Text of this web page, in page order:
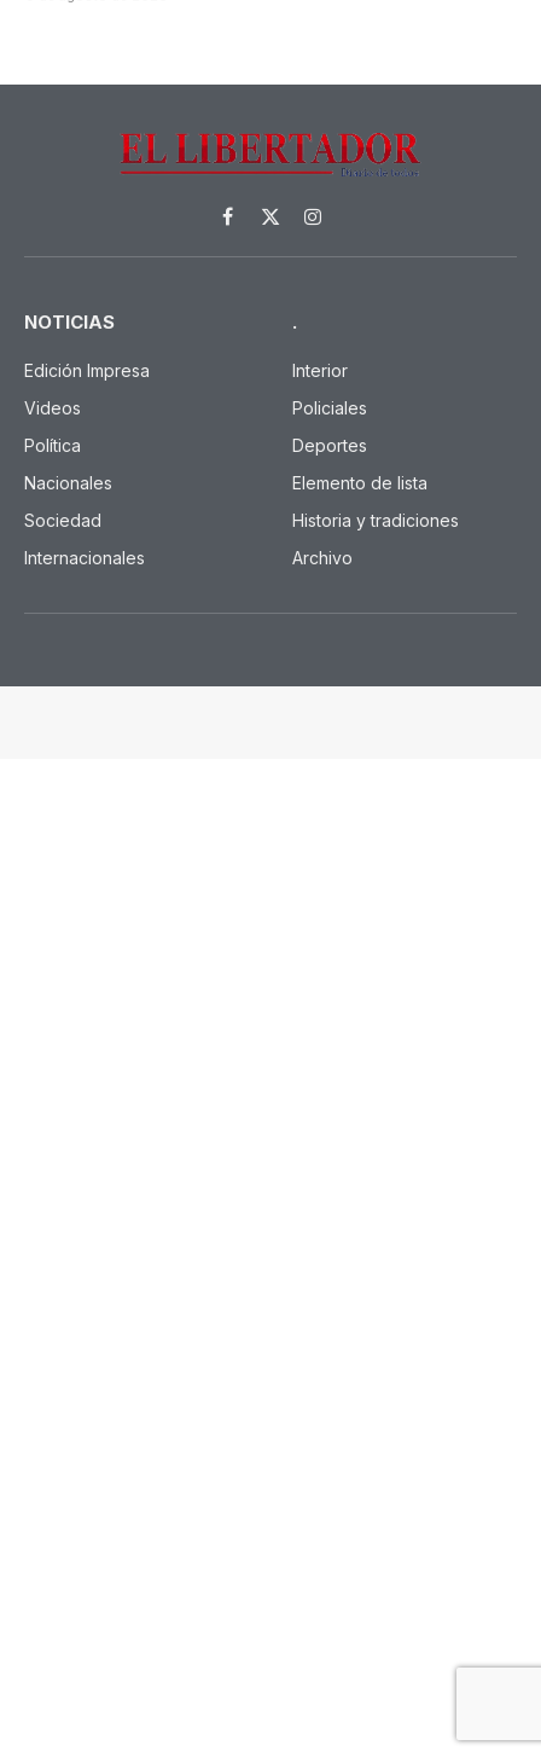
Facebook
X
(Twitter)
Instagram
NOTICIAS
Edición Impresa
Videos
Política
Nacionales
Sociedad
Internacionales
.
Interior
Policiales
Deportes
Elemento de lista
Historia y tradiciones
Archivo